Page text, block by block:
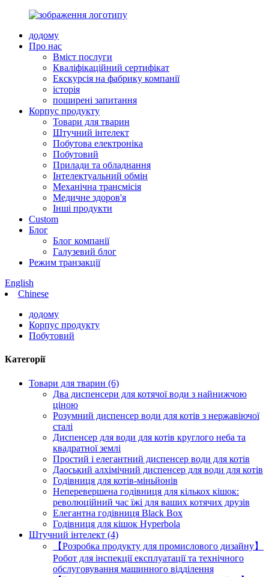
додому
Про нас
Вміст послуги
Кваліфікаційний сертифікат
Екскурсія на фабрику компанії
історія
поширені запитання
Корпус продукту
Товари для тварин
Штучний інтелект
Побутова електроніка
Побутовий
Прилади та обладнання
Інтелектуальний обмін
Механічна трансмісія
Медичне здоров'я
Інші продукти
Custom
Блог
Блог компанії
Галузевий блог
Режим транзакції
English
Chinese
додому
Корпус продукту
Побутовий
Категорії
Товари для тварин (6)
Два диспенсери для котячої води з найнижчою
ціною
Розумний диспенсер води для котів з нержавіючої
сталі
Диспенсер для води для котів круглого неба та
квадратної землі
Простий і елегантний диспенсер води для котів
Даоський алхімічний диспенсер для води для котів
Годівниця для котів-міньйонів
Неперевершена годівниця для кількох кішок:
революційний час їжі для ваших котячих друзів
Елегантна годівниця Black Box
Годівниця для кішок Hyperbola
Штучний інтелект (4)
【Розробка продукту для промислового дизайну】
Робот для інспекції експлуатації та технічного
обслуговування машинного відділення